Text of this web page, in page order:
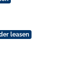
leasen